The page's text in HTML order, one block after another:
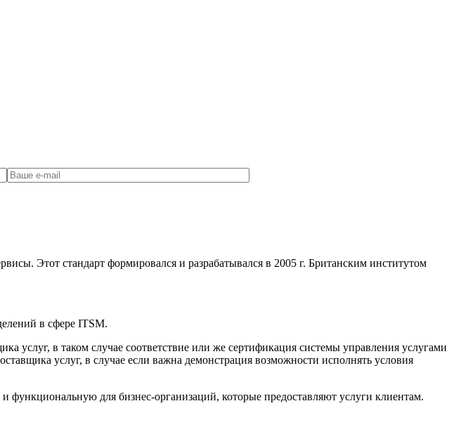
Этот стандарт формировался и разрабатывался в 2005 г. Британским институтом
в сфере ITSM.
услуг, в таком случае соответствие или же сертификация системы управления услугами
услуг, в случае если важна демонстрация возможности исполнять условия
функциональную для бизнес-организаций, которые предоставляют услуги клиентам.